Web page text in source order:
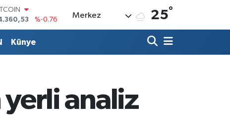
%0.17
%0.01
%64
Merkez 25°
Künye
yerli analiz